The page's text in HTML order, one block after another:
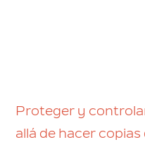
Proteger y
allá de hacer